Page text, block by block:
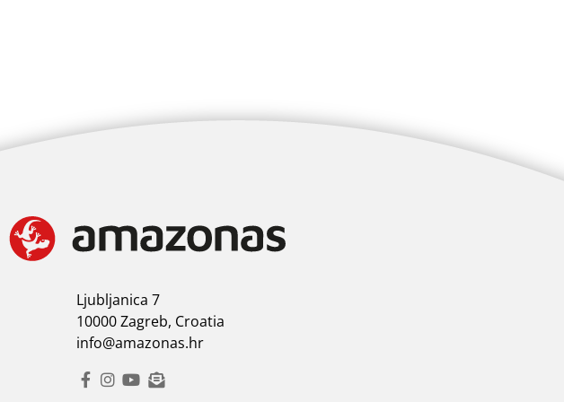
Ljubljanica 7
10000 Zagreb, Croatia
info@amazonas.hr